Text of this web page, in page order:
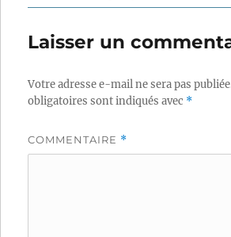
Laisser un
Votre adresse e-mail ne sera pas
obligatoires sont indiqués avec *
COMMENTAIRE *